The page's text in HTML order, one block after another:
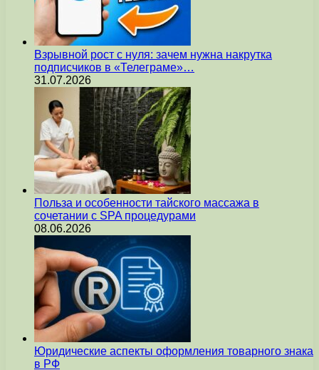
Взрывной рост с нуля: зачем нужна накрутка
подписчиков в «Телеграме»…
31.07.2026
Польза и особенности тайского массажа в
сочетании с SPA процедурами
08.06.2026
Юридические аспекты оформления товарного знака
в РФ